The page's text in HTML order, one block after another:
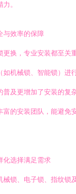
。
与效率的保障
更换，专业安装都至关
如机械锁、智能锁）进
普及更增加了安装的复
富的安装团队，能避免
化选择满足需求
械锁、电子锁、指纹锁